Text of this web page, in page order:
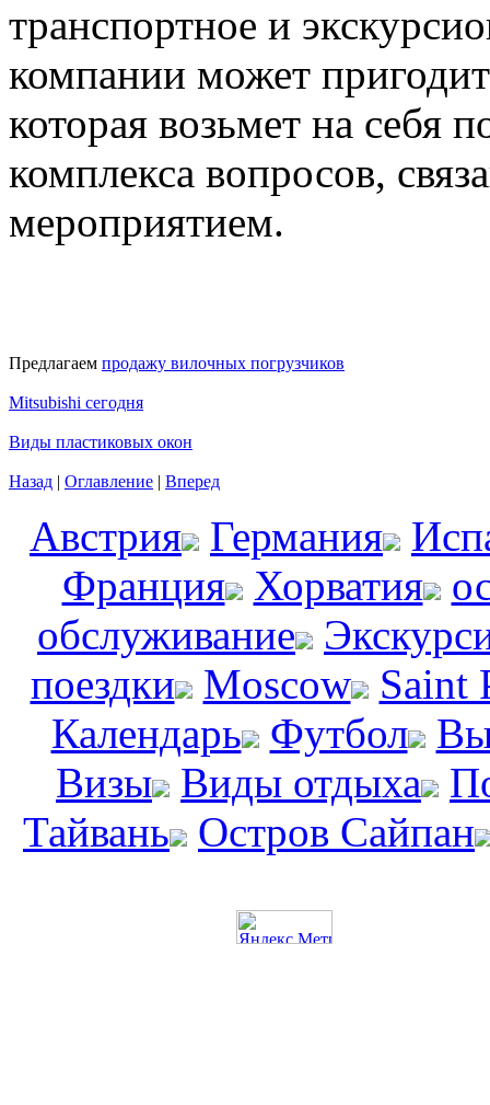
транспортное и
компании может
которая возьмет на себя
комплекса вопросов,
мероприятием.
Предлагаем продажу вилочных погрузчиков
Mitsubishi сегодня
Виды пластиковых окон
Назад | Оглавление | Вперед
Австрия Германия
Франция
Хорватия
обслуживание
поездки
Moscow
Saint
Календарь
Футбол
Визы
Виды отдыха
Тайвань
Остров Сайпан